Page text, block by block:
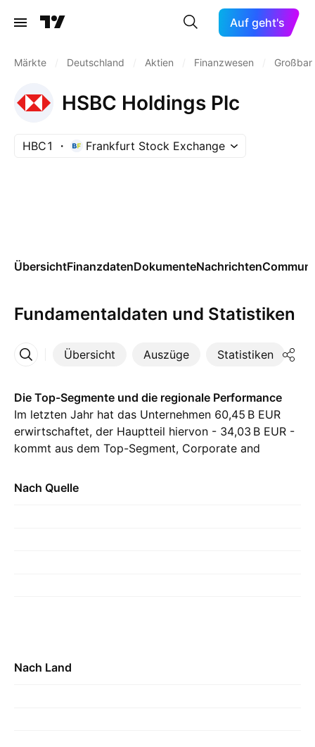
Auf geht's
Märkte Deutschland Aktien Finanzwesen
HSBC Holdings Plc
HBC1 Frankfurt Stock Exchange
ÜbersichtFinanzdatenDokumenteNachrichten
Fundamentaldaten und Statistiken
Übersicht Auszüge Statistiken
Mehr
Die Top-Segmente und die regionale Performance
Im letzten Jahr hat das Unternehmen ‪60,45 B‬ EUR
erwirtschaftet, der Hauptteil hiervon - ‪34,03 B‬ EUR -
kommt aus dem Top-Segment, Corporate and
Other Countries/Territories, mit ‪22,14 B‬ EUR im
Nach Quelle
Nach Land